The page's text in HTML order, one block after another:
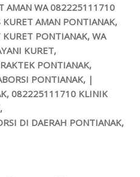
WA 082225111710
AMAN PONTIANAK,
PONTIANAK, WA
KURET,
PONTIANAK,
PONTIANAK, |
082225111710 KLINIK
DI DAERAH PONTIANAK,